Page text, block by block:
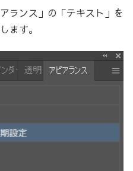
ランス」の「テキスト」を
ます。